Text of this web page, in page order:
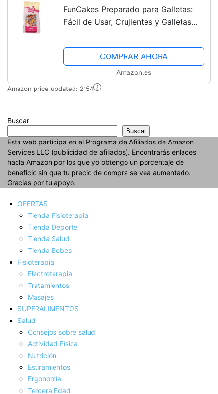
FunCakes Preparado para Galletas:
Fácil de Usar, Crujientes y Galletas
para Decorar con Fondant o Glasa
Real, Halal. 500...COMPRAR AHORA
Amazon.es
Amazon price updated: 2:54
Buscar
Buscar
Esta web participa en el Programa de Afiliados de Amazon
Services LLC (publicidad de afiliados). Encontrarás enlaces
hacia Amazon por los que yo obtengo un porcentaje de
beneficio sin que tu precio de compra se vea aumentado.
Gracias por tu apoyo.
OFERTAS
Tienda Fisioterapia
Tienda Deporte
Tienda Salud
Tienda Bebes
Fisioterapia
Electroterapia
Tratamientos
Masajes
SUPERALIMENTOS
Salud
Consejos sobre salud
Actividad Fí­sica
Nutrición
Estiramientos
Ergonomí­a
Tercera Edad